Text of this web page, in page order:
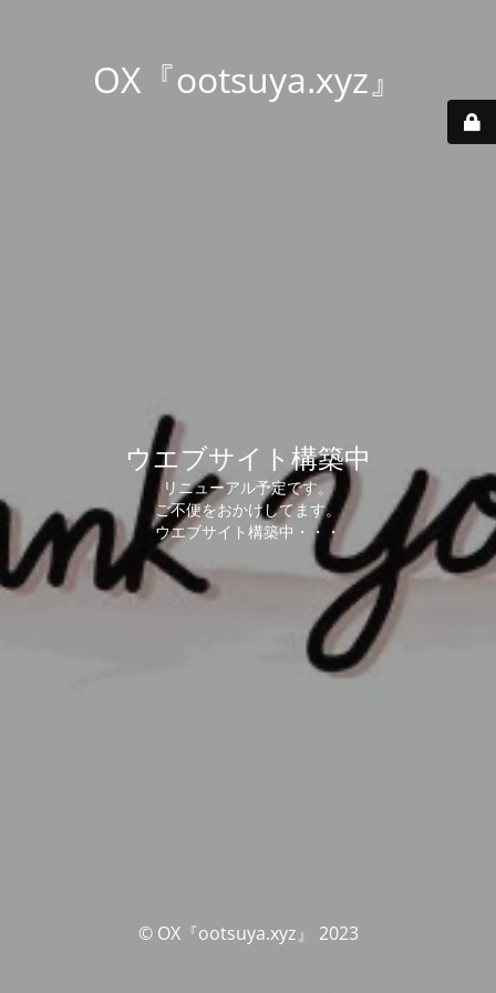
OX『ootsuya.xyz』
ウエブサイト構築中
リニューアル予定です。
ご不便をおかけしてます。
ウエブサイト構築中・・・
© OX『ootsuya.xyz』 2023